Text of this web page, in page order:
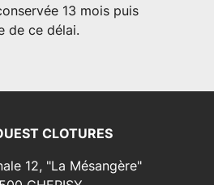
13 mois puis
de ce délai.
CLOTURES
12, "La Mésangère"